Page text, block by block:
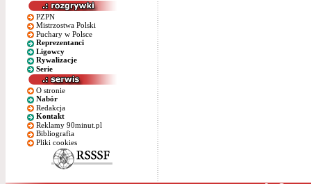
PZPN
Mistrzostwa Polski
Puchary w Polsce
Reprezentanci
Ligowcy
Rywalizacje
Serie
O stronie
Nabór
Redakcja
Kontakt
Reklamy 90minut.pl
Bibliografia
Pliki cookies